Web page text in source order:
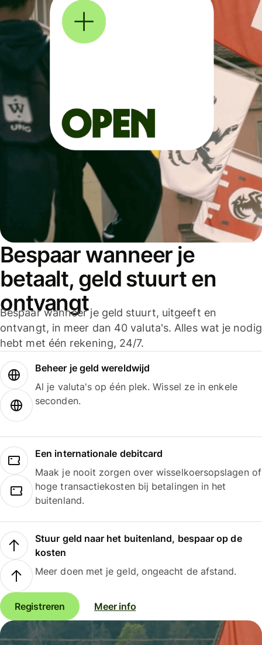
Bespaar wanneer je
betaalt, geld stuurt en
ontvangt
Bespaar wanneer je geld stuurt, uitgeeft en
ontvangt, in meer dan 40 valuta's. Alles wat je nodig
hebt met één rekening, 24/7.
Beheer je geld wereldwijd
Al je valuta's op één plek. Wissel ze in enkele
seconden.
Een internationale debitcard
Maak je nooit zorgen over wisselkoersopslagen of
hoge transactiekosten bij betalingen in het
buitenland.
Stuur geld naar het buitenland, bespaar op de
kosten
Meer doen met je geld, ongeacht de afstand.
Registreren Meer info